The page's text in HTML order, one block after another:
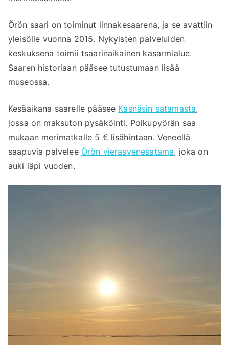
Örön saari on toiminut linnakesaarena, ja se avattiin
yleisölle vuonna 2015. Nykyisten palveluiden
keskuksena toimii tsaarinaikainen kasarmialue.
Saaren historiaan pääsee tutustumaan lisää
museossa.
Kesäaikana saarelle pääsee Kasnäsin satamasta,
jossa on maksuton pysäköinti. Polkupyörän saa
mukaan merimatkalle 5 € lisähintaan. Veneellä
saapuvia palvelee Örön vierasvenesatama, joka on
auki läpi vuoden.